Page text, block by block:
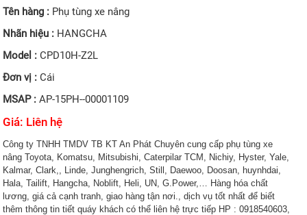
Tên hàng : Phụ tùng xe nâng
Nhãn hiệu : HANGCHA
Model :CPD10H-Z2L
Đơn vị :Cái
MSAP :AP-15PH--00001109
Giá: Liên hệ
Công ty TNHH TMDV TB KT An Phát Chuyên cung cấp phụ tùng xe
nâng Toyota, Komatsu, Mitsubishi, Caterpilar TCM, Nichiy, Hyster, Yale,
Kalmar, Clark,, Linde, Junghengrich, Still, Daewoo, Doosan, huynhdai,
Hala, Tailift, Hangcha, Noblift, Heli, UN, G.Power,… Hàng hóa chất
lương, giá cả cạnh tranh, giao hàng tận nơi., dịch vụ tốt nhất để biết
thêm thông tin tiết quáy khách có thể liên hệ trực tiếp HP : 0918540603,